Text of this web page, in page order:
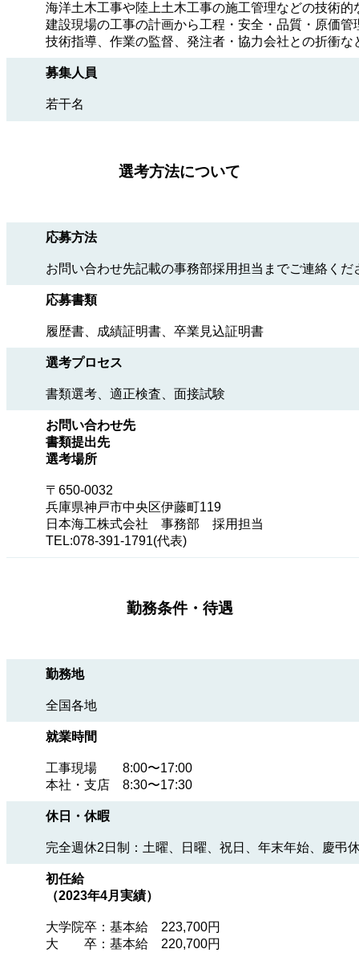
海洋土木工事や陸上土木工事の施工管理などの技術的
建設現場の工事の計画から工程・安全・品質・原価管
技術指導、作業の監督、発注者・協力会社との折衝な
募集人員
若干名
選考方法について
応募方法
お問い合わせ先記載の事務部採用担当までご連絡くだ
応募書類
履歴書、成績証明書、卒業見込証明書
選考プロセス
書類選考、適正検査、面接試験
お問い合わせ先
書類提出先
選考場所
〒650-0032
兵庫県神戸市中央区伊藤町119
日本海工株式会社 事務部 採用担当
TEL:078-391-1791(代表)
勤務条件・待遇
勤務地
全国各地
就業時間
工事現場 8:00〜17:00
本社・支店 8:30〜17:30
休日・休暇
完全週休2日制：土曜、日曜、祝日、年末年始、慶弔
初任給
（2023年4月実績）
大学院卒：基本給 223,700円
大 卒：基本給 220,700円